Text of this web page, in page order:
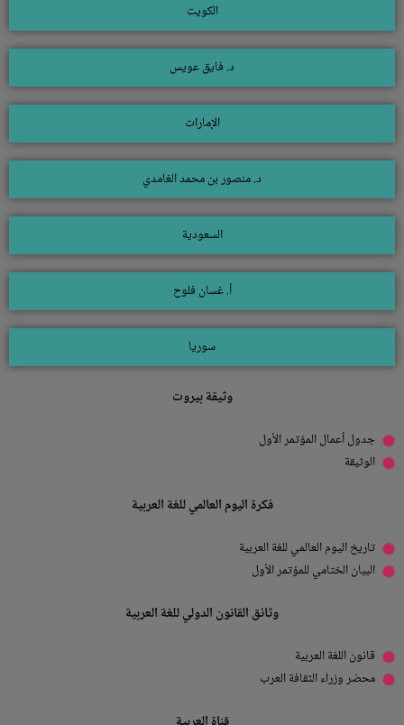
الكويت
د. فايق عويس
الإمارات
د. منصور بن محمد الغامدي
السعودية
أ. غسان فلوح
سوريا
وثيقة بيروت
جدول أعمال المؤتمر الأول
الوثيقة
فكرة اليوم العالمي للغة العربية
تاريخ اليوم العالمي للغة العربية
البيان الختامي للمؤتمر الأول
وثائق القانون الدولي للغة العربية
قانون اللغة العربية
محضر وزراء الثقافة العرب